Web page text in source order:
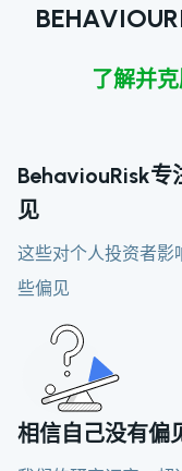
了解并
BehaviouRisk专
见
这些对个人投资者影
些偏见
相信自己没有偏